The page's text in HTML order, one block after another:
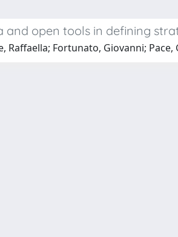
and open tools in defining
Raffaella; Fortunato, Giovanni;